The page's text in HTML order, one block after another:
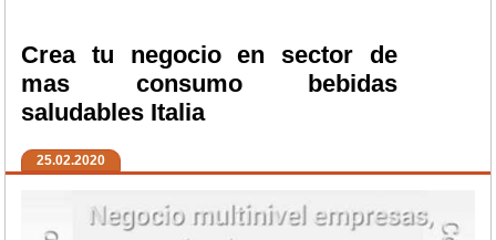
Crea tu negocio en sector de
mas consumo bebidas
saludables Italia
25.02.2020